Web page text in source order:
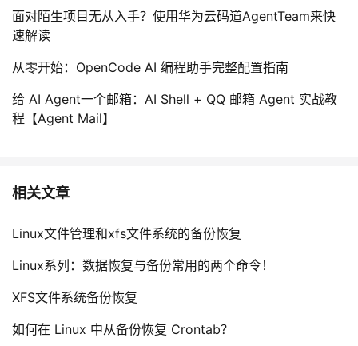
面对陌生项目无从入手？使用华为云码道AgentTeam来快
速解读
从零开始：OpenCode AI 编程助手完整配置指南
给 AI Agent一个邮箱：AI Shell + QQ 邮箱 Agent 实战教
程【Agent Mail】
相关文章
Linux文件管理和xfs文件系统的备份恢复
Linux系列：数据恢复与备份常用的两个命令！
XFS文件系统备份恢复
如何在 Linux 中从备份恢复 Crontab？